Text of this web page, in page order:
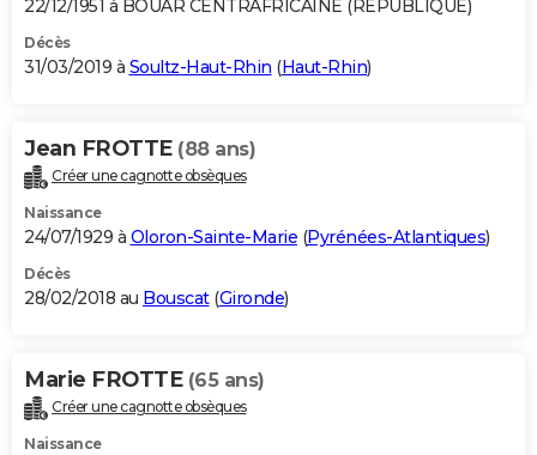
22/12/1951 à BOUAR CENTRAFRICAINE (REPUBLIQUE)
Décès
31/03/2019 à Soultz-Haut-Rhin (Haut-Rhin)
Jean FROTTE (88 ans)
Créer une cagnotte obsèques
Naissance
24/07/1929 à Oloron-Sainte-Marie (Pyrénées-Atlantiques)
Décès
28/02/2018 au Bouscat(Gironde)
Marie FROTTE (65 ans)
Créer une cagnotte obsèques
Naissance